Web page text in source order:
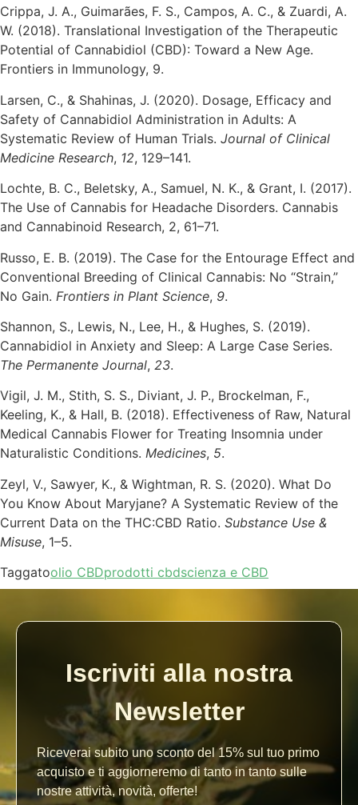
Crippa, J. A., Guimarães, F. S., Campos, A. C., & Zuardi, A.
W. (2018). Translational Investigation of the Therapeutic
Potential of Cannabidiol (CBD): Toward a New Age.
Frontiers in Immunology, 9.
Larsen, C., & Shahinas, J. (2020). Dosage, Efficacy and
Safety of Cannabidiol Administration in Adults: A
Systematic Review of Human Trials. Journal of Clinical
Medicine Research, 12, 129–141.
Lochte, B. C., Beletsky, A., Samuel, N. K., & Grant, I. (2017).
The Use of Cannabis for Headache Disorders. Cannabis
and Cannabinoid Research, 2, 61–71.
Russo, E. B. (2019). The Case for the Entourage Effect and
Conventional Breeding of Clinical Cannabis: No “Strain,”
No Gain. Frontiers in Plant Science, 9.
Shannon, S., Lewis, N., Lee, H., & Hughes, S. (2019).
Cannabidiol in Anxiety and Sleep: A Large Case Series.
The Permanente Journal, 23.
Vigil, J. M., Stith, S. S., Diviant, J. P., Brockelman, F.,
Keeling, K., & Hall, B. (2018). Effectiveness of Raw, Natural
Medical Cannabis Flower for Treating Insomnia under
Naturalistic Conditions. Medicines, 5.
Zeyl, V., Sawyer, K., & Wightman, R. S. (2020). What Do
You Know About Maryjane? A Systematic Review of the
Current Data on the THC:CBD Ratio. Substance Use &
Misuse, 1–5.
Taggatoolio CBDprodotti cbdscienza e CBD